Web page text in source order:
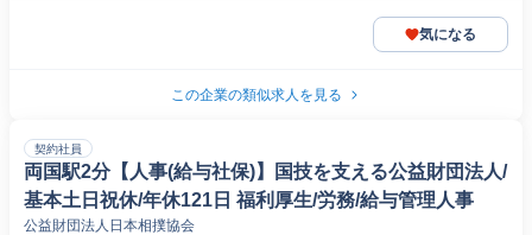
気になる
この企業の類似求人を見る
契約社員
両国駅2分【人事(給与社保)】国技を支える公益財団法人/
基本土日祝休/年休121日 福利厚生/労務/給与管理人事
公益財団法人日本相撲協会